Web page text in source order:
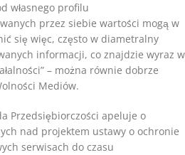
własnego profilu
przez siebie wartości mogą w
się więc, często w diametralny
informacji, co znajdzie wyraz w
– można równie dobrze
Mediów.
Przedsiębiorczości apeluje o
nad projektem ustawy o ochronie
serwisach do czasu